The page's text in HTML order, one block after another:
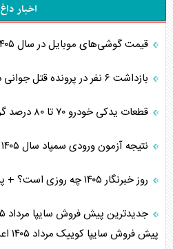
اخبار داغ
قیمت گوشی‌های موبایل در سال ۱۴۰۵ چقدر گران شد؟
بازداشت ۶ نفر در پرونده قتل جوانی در ستارخان
قطعات یدکی خودرو ۷۰ تا ۸۰ درصد گران شد
نتیجه آزمون ورودی سمپاد سال ۱۴۰۵ اعلام شد
روز خبرنگار ۱۴۰۵ چه روزی است؟ + پیام تبریک روز خبرنگار ۱۴۰۵
پیش فروش سایپا کوییک مرداد ۱۴۰۵ اعلام شد